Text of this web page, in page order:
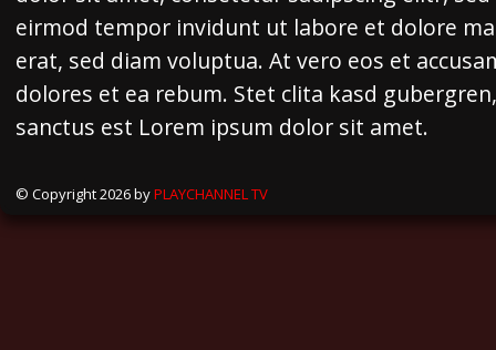
eirmod tempor invidunt ut labore et dolore
erat, sed diam voluptua. At vero eos et
dolores et ea rebum. Stet clita kasd
sanctus est Lorem ipsum dolor sit amet.
© Copyright 2026 byPLAYCHANNEL TV